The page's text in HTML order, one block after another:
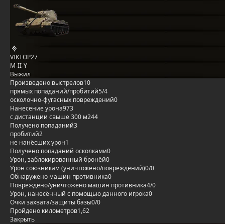
VIKTOP27
M-II-Y
Выжил
Произведено выстрелов10
прямых попаданий/пробитий5/4
осколочно-фугасных повреждений0
Нанесение урона973
с дистанции свыше 300 м244
Получено попаданий3
пробитий2
не нанёсших урон1
Получено попаданий осколками0
Урон, заблокированный бронёй0
Урон союзникам (уничтожено/повреждений)0/0
Обнаружено машин противника0
Повреждено/уничтожено машин противника4/0
Урон, нанесённый с помощью данного игрока0
Очки захвата/защиты базы0/0
Пройдено километров1,62
Закрыть